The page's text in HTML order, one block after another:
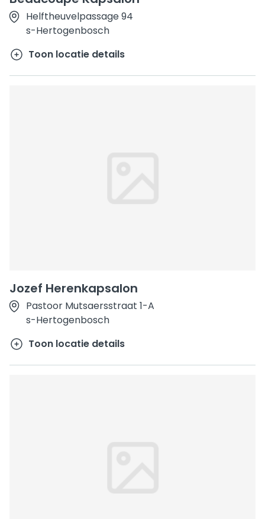
Helftheuvelpassage 94
s-Hertogenbosch
Toon locatie details
Jozef Herenkapsalon
Pastoor Mutsaersstraat 1-A
s-Hertogenbosch
Toon locatie details